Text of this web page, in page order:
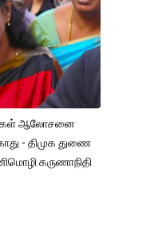
ஆலோசனை
- திமுக துணை
கருணாநிதி